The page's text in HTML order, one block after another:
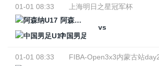
01-01 08:33
上海明日之星冠军杯
阿森纳U17
vs
中国男足U17
01-01 08:33
FIBA-Open3x3内蒙古站